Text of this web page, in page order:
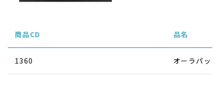
商品CD 品名
1360 オーラパッ